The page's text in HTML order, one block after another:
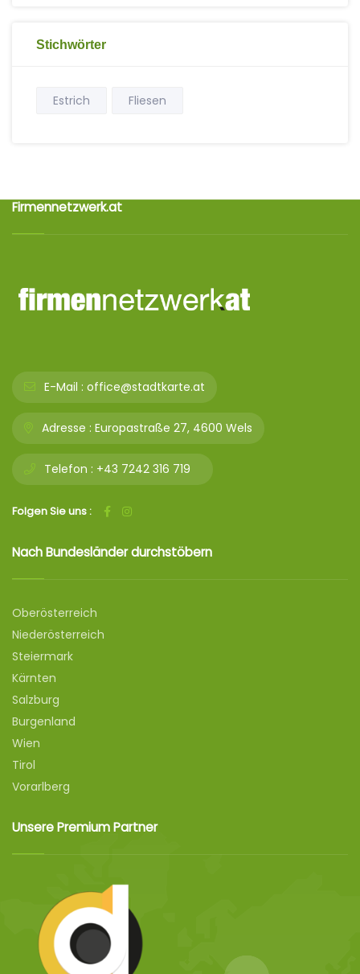
Stichwörter
Estrich Fliesen
Firmennetzwerk.at
E-Mail : office@stadtkarte.at
Adresse : Europastraße 27, 4600 Wels
Telefon : +43 7242 316 719
Folgen Sie uns :
Nach Bundesländer durchstöbern
Oberösterreich
Niederösterreich
Steiermark
Kärnten
Salzburg
Burgenland
Wien
Tirol
Vorarlberg
Unsere Premium Partner